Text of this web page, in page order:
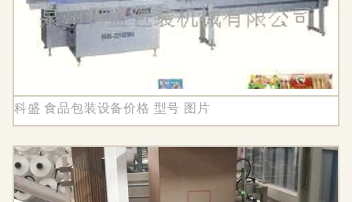
科盛 食品包装设备价格 型号 图片